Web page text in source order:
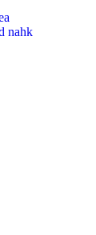
nahk